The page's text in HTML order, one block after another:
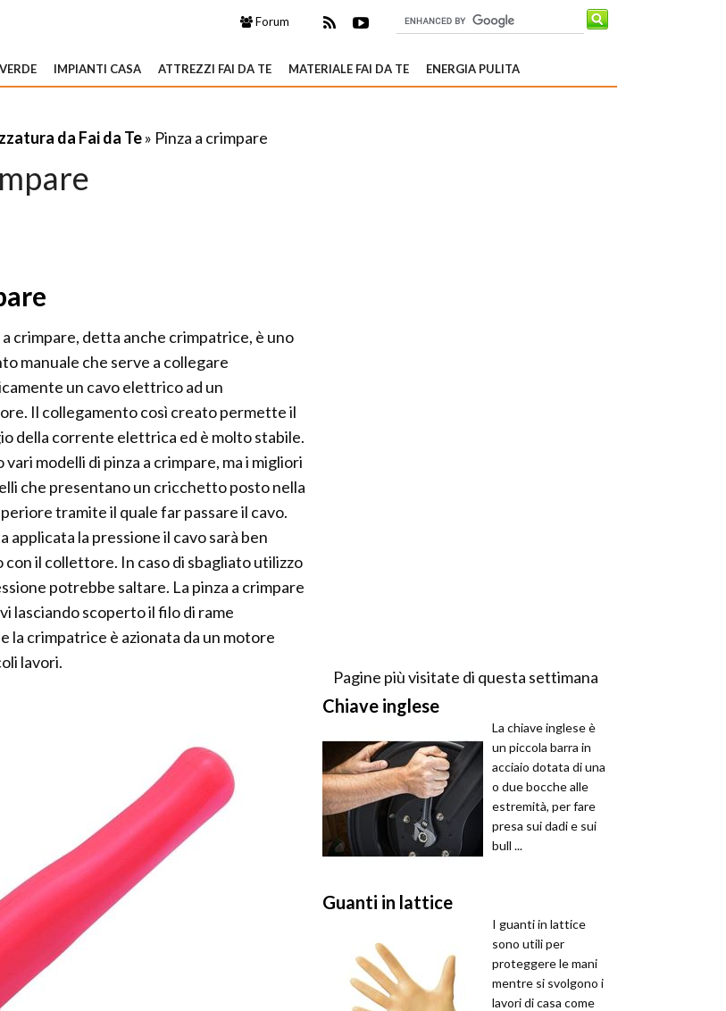
Forum
IMPIANTI CASA ATTREZZI FAI DA TE MATERIALE FAI DA TE ENERGIA PULITA
da Fai da Te» Pinza a crimpare
a crimpare, detta anche crimpatrice, è uno
manuale che serve a collegare
un cavo elettrico ad un
Il collegamento così creato permette il
della corrente elettrica ed è molto stabile.
vari modelli di pinza a crimpare, ma i migliori
che presentano un cricchetto posto nella
tramite il quale far passare il cavo.
applicata la pressione il cavo sarà ben
con il collettore. In caso di sbagliato utilizzo
potrebbe saltare. La pinza a crimpare
lasciando scoperto il filo di rame
la crimpatrice è azionata da un motore
lavori.
Pagine più visitate di questa settimana
Chiave inglese
La chiave inglese è
un piccola barra in
acciaio dotata di una
o due bocche alle
estremità, per fare
presa sui dadi e sui
bull ...
Guanti in lattice
I guanti in lattice
sono utili per
proteggere le mani
mentre si svolgono i
lavori di casa come